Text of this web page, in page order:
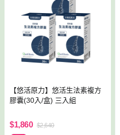
【悠活原力】悠活生法素複方
膠囊(30入/盒) 三入組
$1,860 $2,640